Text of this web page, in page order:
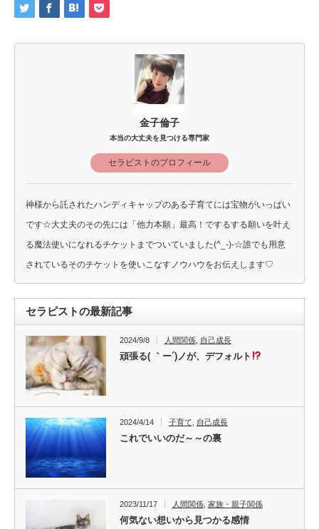
金子倫子
本当の大丈夫を見つける専門家
セラピストのプロフィール
神様から託されたハンディキャップのある子育てには宝物がいっぱい
です☆大丈夫のその先には「他力本願」最高！でするする願いを叶え
る魔法使いになれるチケットまでついていました(^_-)-☆誰でも用意
されているそのチケットを使いこなすノウハウをお伝えします♡
セラピストの最新記事
2024/9/8 人間関係, 自己成長
頑張る( ｀ー´)ノが、デフォルト
2024/4/14 子育て 自己成長
これでいいのだ～～の裏
2023/11/17 人間関係, 家族・親子関係
何気ない想いから見つかる感情